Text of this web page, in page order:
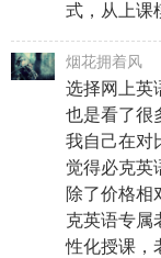
式，从上课
烟花拥着风
选择网上英
也是看了很
我自己在对
觉得必克英
除了价格相
克英语专属
性化授课，